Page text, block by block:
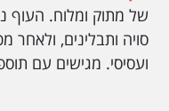
של מתוק ומלוח.
סויה ותבלינים, ולאחר
ועסיסי. מגישים עם